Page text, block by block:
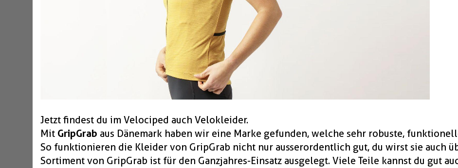
Jetzt findest du im Velociped auch Velokleider.
Mit GripGrab aus Dänemark haben wir eine Marke gefunden, welche sehr robuste,
So funktionieren die Kleider von GripGrab nicht nur ausserordentlich gut, du wirst sie auch
Sortiment von GripGrab ist für den Ganzjahres-Einsatz ausgelegt. Viele Teile kannst du gut